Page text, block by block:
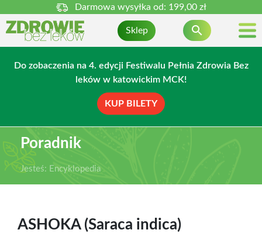
Darmowa wysyłka od: 199,00 zł
Sklep 
Do zobaczenia na 4. edycji Festiwalu Pełnia Zdrowia Bez
leków w katowickim MCK!
KUP BILETY
Poradnik
Jesteś: Encyklopedia
ASHOKA (Saraca indica)